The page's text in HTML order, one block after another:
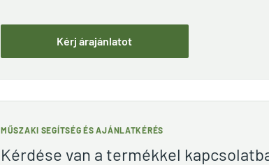
Kérj árajánlatot
MŰSZAKI SEGÍTSÉG ÉS AJÁNLATKÉRÉS
Kérdése van a termékkel